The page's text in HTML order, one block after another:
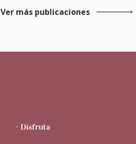
Ver más publicaciones
- Disfruta